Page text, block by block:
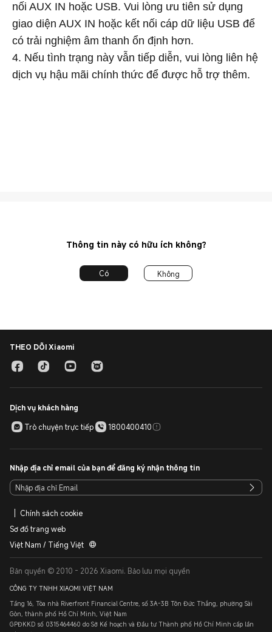
nối AUX IN hoặc USB. Vui lòng ưu tiên sử dụng
giao diện AUX IN hoặc kết nối cáp dữ liệu USB để
có trải nghiệm âm thanh ổn định hơn.
4. Nếu tình trạng này vẫn tiếp diễn, vui lòng liên hệ
dịch vụ hậu mãi chính thức để được hỗ trợ thêm.
Thông tin này có hữu ích không?
Có Không
THEO DÕI Xiaomi
Dịch vụ khách hàng
Trò chuyện trực tiếp
1800400410
Nhập địa chỉ email của bạn để đăng ký nhận thông tin
Chính sách cookie
Sơ đồ trang web
Việt Nam / Tiếng Việt
Bản quyền © 2010 - 2026 Xiaomi. Bảo lưu mọi quyền
CÔNG TY TNHH XIAOMI VIỆT NAM
Tầng 16, Tòa nhà Riverfront Financial Centre, số 3A-3B Tôn Đức Thắng, phường Sài
Gòn, thành phố Hồ Chí Minh, Việt Nam
GPĐKKD số 0315464460 do Sở Kế hoạch và Đầu tư Thành phố Hồ Chí Minh cấp lần